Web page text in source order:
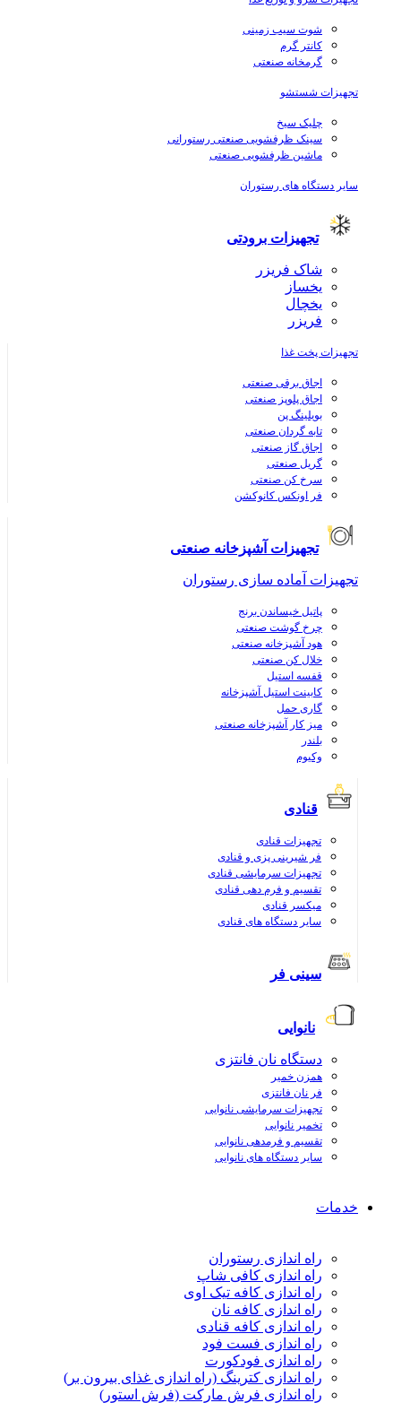
شوت سیب زمینی
کانتر گرم
گرمخانه صنعتی
تجهیزات شستشو
چلیک سیخ
سینک ظرفشویی صنعتی رستورانی
ماشین ظرفشویی صنعتی
سایر دستگاه های رستوران
تجهیزات برودتی
شاک فریزر
یخساز
یخچال
فریزر
تجهیزات پخت غذا
اجاق برقی صنعتی
اجاق پلوپز صنعتی
بویلینگ پن
تابه گردان صنعتی
اجاق گاز صنعتی
گریل صنعتی
سرخ کن صنعتی
فر اونکس کانوکشن
تجهیزات آشپزخانه صنعتی
تجهیزات آماده سازی رستوران
پاتیل خیساندن برنج
چرخ گوشت صنعتی
هود آشپزخانه صنعتی
خلال کن صنعتی
قفسه استیل
کابینت استیل آشپزخانه
گاری حمل
میز کار آشپزخانه صنعتی
بلندر
وکیوم
قنادی
تجهیزات قنادی
فر شیرینی پزی و قنادی
تجهیزات سرمایشی قنادی
تقسیم و فرم دهی قنادی
میکسر قنادی
سایر دستگاه های قنادی
سینی فر
نانوایی
دستگاه نان فانتزی
همزن خمیر
فر نان فانتزی
تجهیزات سرمایشی نانوایی
تخمیر نانوایی
تقسیم و فرمدهی نانوایی
سایر دستگاه های نانوایی
خدمات
راه اندازی رستوران
راه اندازی کافی شاپ
راه اندازی کافه تیک اوی
راه اندازی کافه نان
راه اندازی کافه قنادی
راه اندازی فست فود
راه اندازی فودکورت
راه اندازی کترینگ (راه‌ اندازی غذای بیرون بر)
راه اندازی فرش مارکت (فرش استور)